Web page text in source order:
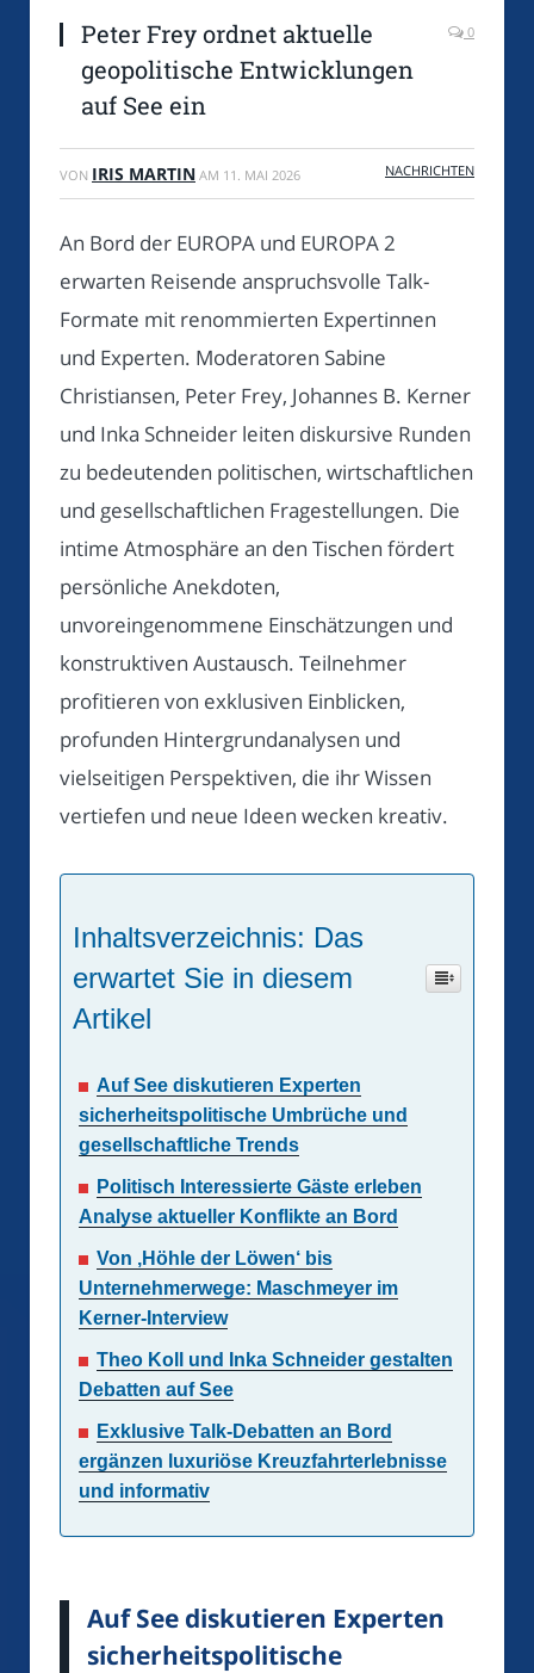
Peter Frey ordnet aktuelle
geopolitische Entwicklungen
auf See ein
0
VON IRIS MARTIN AM 11. MAI 2026 NACHRICHTEN
An Bord der EUROPA und EUROPA 2
erwarten Reisende anspruchsvolle Talk-
Formate mit renommierten Expertinnen
und Experten. Moderatoren Sabine
Christiansen, Peter Frey, Johannes B. Kerner
und Inka Schneider leiten diskursive Runden
zu bedeutenden politischen, wirtschaftlichen
und gesellschaftlichen Fragestellungen. Die
intime Atmosphäre an den Tischen fördert
persönliche Anekdoten,
unvoreingenommene Einschätzungen und
konstruktiven Austausch. Teilnehmer
profitieren von exklusiven Einblicken,
profunden Hintergrundanalysen und
vielseitigen Perspektiven, die ihr Wissen
vertiefen und neue Ideen wecken kreativ.
Inhaltsverzeichnis: Das
erwartet Sie in diesem
Artikel
Auf See diskutieren Experten
sicherheitspolitische Umbrüche und
gesellschaftliche Trends
Politisch Interessierte Gäste erleben
Analyse aktueller Konflikte an Bord
Von ‚Höhle der Löwen‘ bis
Unternehmerwege: Maschmeyer im
Kerner-Interview
Theo Koll und Inka Schneider gestalten
Debatten auf See
Exklusive Talk-Debatten an Bord
ergänzen luxuriöse Kreuzfahrterlebnisse
und informativ
Auf See diskutieren Experten
sicherheitspolitische